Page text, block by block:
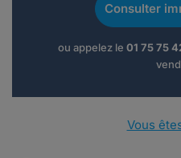
Consulter
ou appelez le 01 75 75
Vous